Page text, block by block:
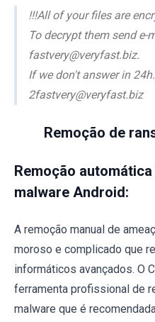
!!!All of your files are
To decrypt them send e-
fastvery@veryfast.biz.
If we don't answer in
2fastvery@veryfast.biz
Remoção de
Remoção
malware Android:
A remoção manual de
moroso e complicado que
informáticos avançados. O
ferramenta profissional de
malware que é